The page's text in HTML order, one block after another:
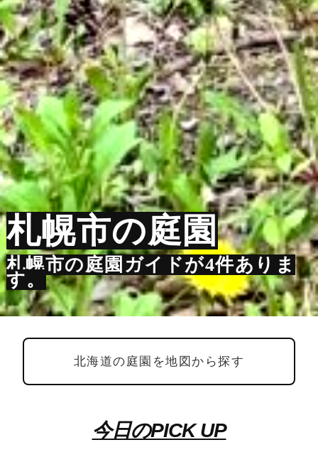
札幌市の庭園
札幌市の庭園ガイドが4件ありま
す。
北海道の庭園を地図から探す
今日のPICK UP